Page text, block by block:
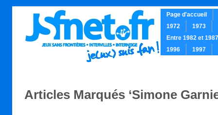
Page d'accueil
1972
1973
Entre 1982 et 1987
1996
1997
Articles Marqués ‘Simone